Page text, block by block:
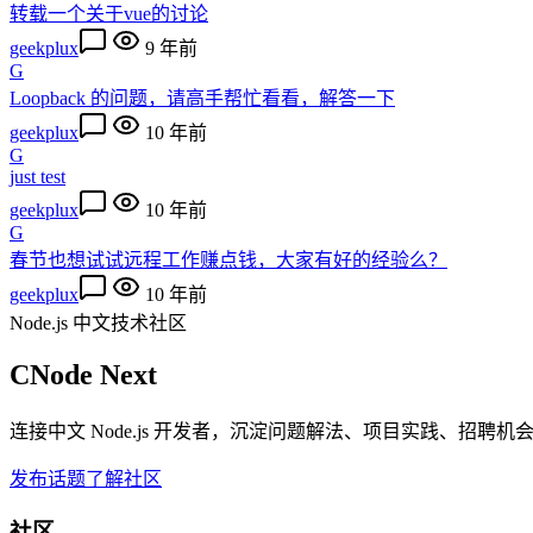
转载一个关于vue的讨论
geekplux
9 年前
G
Loopback 的问题，请高手帮忙看看，解答一下
geekplux
10 年前
G
just test
geekplux
10 年前
G
春节也想试试远程工作赚点钱，大家有好的经验么？
geekplux
10 年前
Node.js 中文技术社区
CNode Next
连接中文 Node.js 开发者，沉淀问题解法、项目实践、招聘机会
发布话题了解社区